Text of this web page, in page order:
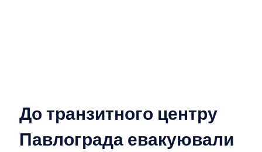
До транзитного центру
Павлограда евакуювали